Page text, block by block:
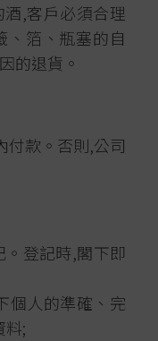
,客戶必須合理
、箔、瓶塞的自
的退貨。
付款。否則,公司
登記時,閣下即
個人的準確、完
料;